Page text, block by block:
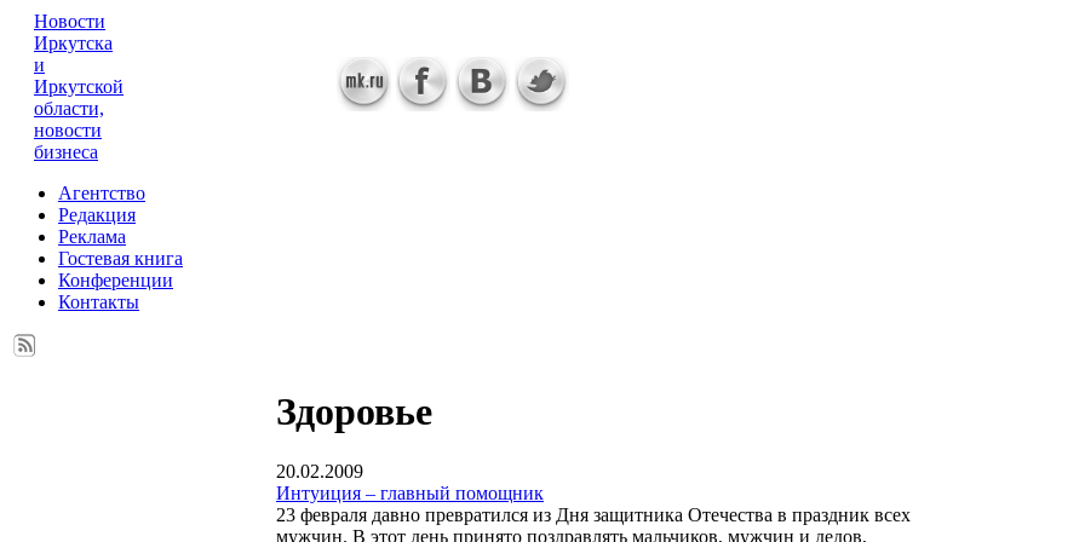
Новости
Иркутска
и
Иркутской
области,
новости
бизнеса
Агентство
Редакция
Реклама
Гостевая книга
Конференции
Контакты
Здоровье
20.02.2009
Интуиция – главный помощник
23 февраля давно превратился из Дня защитника Отечества в праздник всех
мужчин. В этот день принято поздравлять мальчиков, мужчин и дедов,